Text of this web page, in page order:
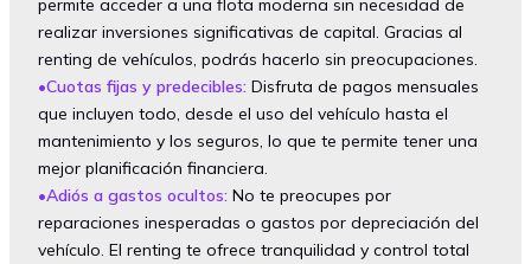
realizar inversiones significativas de capital. Gracias al
renting de vehículos, podrás hacerlo sin preocupaciones.
•Cuotas fijas y predecibles:Disfruta de pagos mensuales
que incluyen todo, desde el uso del vehículo hasta el
mantenimiento y los seguros, lo que te permite tener una
mejor planificación financiera.
•Adiós a gastos ocultos: No te preocupes por
reparaciones inesperadas o gastos por depreciación del
vehículo. El renting te ofrece tranquilidad y control total